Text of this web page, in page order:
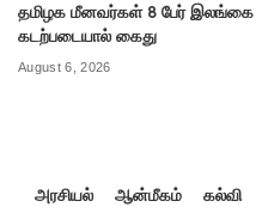
தமிழக மீனவர்கள் 8 பேர் இலங்கை
கடற்படையால் கைது
August 6, 2026
அரசியல் ஆன்மீகம் கல்வி